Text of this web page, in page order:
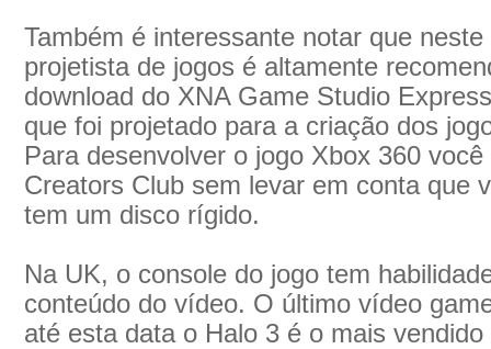
Também é interessante notar que
projetista de jogos é altamente
download do XNA Game Studio
que foi projetado para a criação dos
Para desenvolver o jogo Xbox 360
Creators Club sem levar em conta que
tem um disco rígido.
Na UK, o console do jogo tem
conteúdo do vídeo. O último vídeo
até esta data o Halo 3 é o mais